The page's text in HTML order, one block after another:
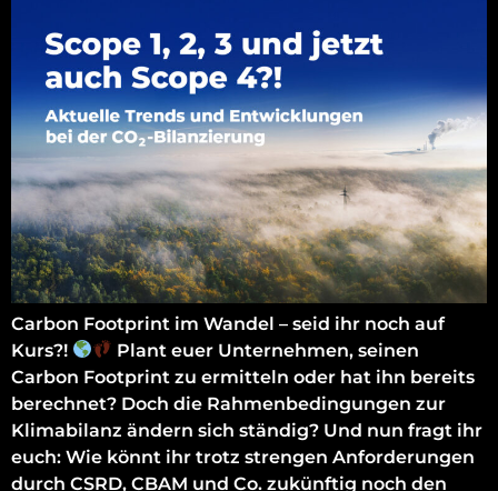
Carbon Footprint im Wandel – seid ihr noch auf
Kurs?!
Plant euer Unternehmen, seinen
Carbon Footprint zu ermitteln oder hat ihn bereits
berechnet? Doch die Rahmenbedingungen zur
Klimabilanz ändern sich ständig? Und nun fragt ihr
euch: Wie könnt ihr trotz strengen Anforderungen
durch CSRD, CBAM und Co. zukünftig noch den